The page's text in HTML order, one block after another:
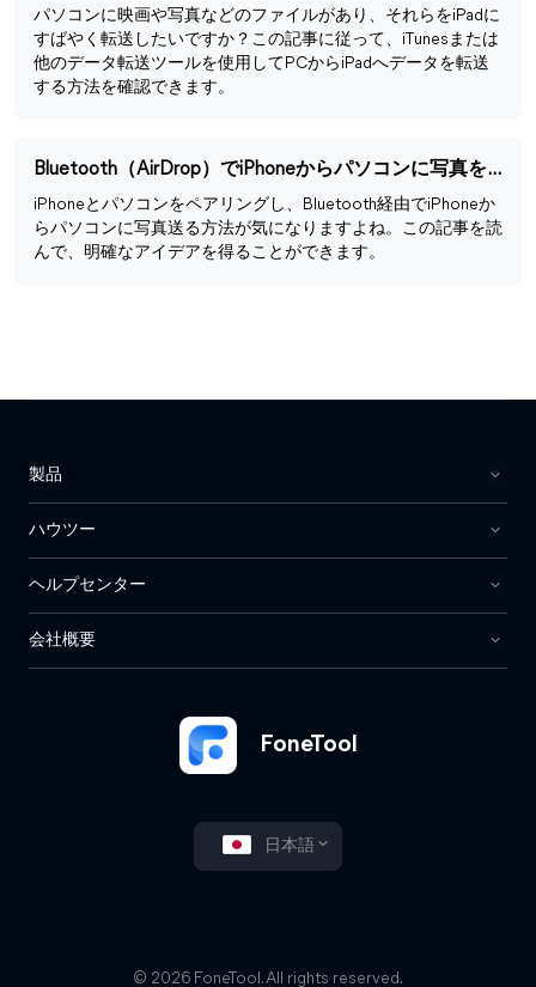
パソコンに映画や写真などのファイルがあり、それらをiPadに
すばやく転送したいですか？この記事に従って、iTunesまたは
他のデータ転送ツールを使用してPCからiPadへデータを転送
する方法を確認できます。
Bluetooth（AirDrop）でiPhoneからパソコンに写真を送る方法
iPhoneとパソコンをペアリングし、Bluetooth経由でiPhoneか
らパソコンに写真送る方法が気になりますよね。この記事を読
んで、明確なアイデアを得ることができます。
FoneTool
日本語
製品
ハウツー
ヘルプセンター
会社概要
© 2026 FoneTool. All rights reserved.